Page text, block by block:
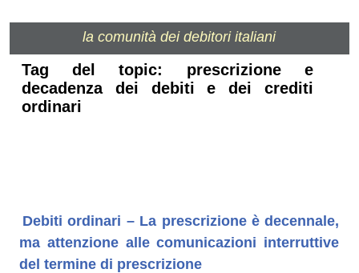
la comunità dei debitori italiani
Tag del topic: prescrizione e
decadenza dei debiti e dei crediti
ordinari
Debiti ordinari – La prescrizione è decennale,
ma attenzione alle comunicazioni interruttive
del termine di prescrizione